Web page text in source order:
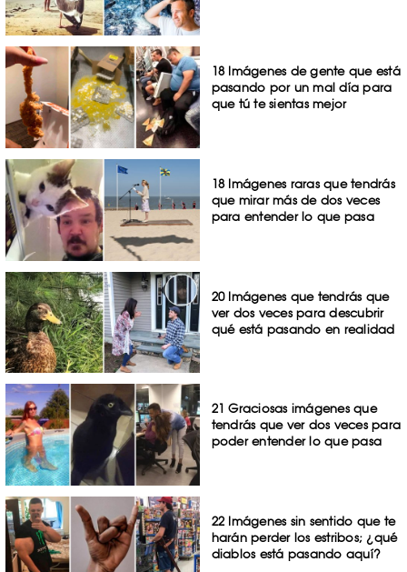
18 Imágenes de gente que está
pasando por un mal día para
que tú te sientas mejor
18 Imágenes raras que tendrás
que mirar más de dos veces
para entender lo que pasa
20 Imágenes que tendrás que
ver dos veces para descubrir
qué está pasando en realidad
21 Graciosas imágenes que
tendrás que ver dos veces para
poder entender lo que pasa
22 Imágenes sin sentido que te
harán perder los estribos; ¿qué
diablos está pasando aquí?